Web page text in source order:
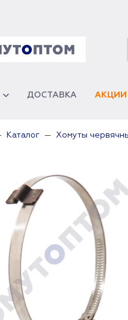
ДОСТАВКА АКЦИИ
Каталог Хомуты